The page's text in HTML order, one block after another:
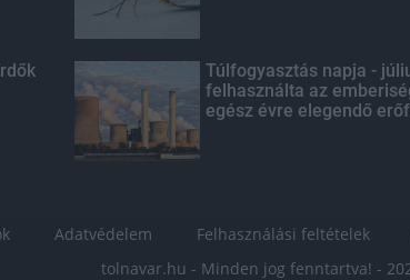
Túlfogyasztás napja -
felhasználta az
egész évre elegendő
Adatvédelem Felhasználási feltételek
tolnavar.hu - Minden jog fenntartva! -